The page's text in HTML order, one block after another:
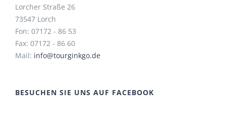
Lorcher Straße 26
73547 Lorch
Fon: 07172 - 86 53
Fax: 07172 - 86 60
Mail: info@tourginkgo.de
BESUCHEN SIE UNS AUF FACEBOOK